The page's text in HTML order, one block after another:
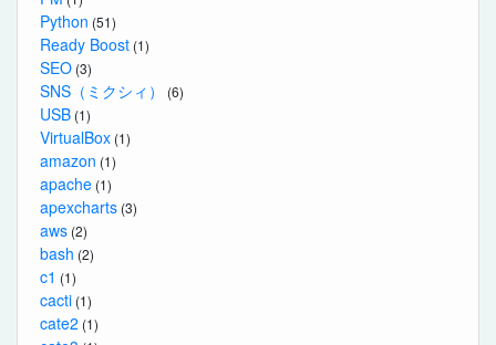
Python (51)
Ready Boost (1)
SEO (3)
SNS（ミクシィ） (6)
USB (1)
VirtualBox (1)
amazon (1)
apache (1)
apexcharts (3)
aws (2)
bash (2)
c1 (1)
cacti (1)
cate2 (1)